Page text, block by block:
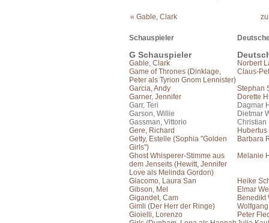
« Gable, Clark
Schauspieler
G Schauspieler
Gable, Clark
Norbert
Game of Thrones (Dinklage,
Peter als Tyrion Gnom Lennister)
Claus-
Garcia, Andy
Stephan
Garner, Jennifer
Dorette
Garr, Teri
Dagmar
Garson, Willie
Dietmar
Gassman, Vittorio
Christian
Gere, Richard
Getty, Estelle (Sophia "Golden
Girls")
Barbara
Ghost Whisperer-Stimme aus
dem Jenseits (Hewitt, Jennifer
Love als Melinda Gordon)
Melanie
Giacomo, Laura San
Heike
Gibson, Mel
Elmar
Gigandet, Cam
Benedikt
Gimli (Der Herr der Ringe)
Gioielli, Lorenzo
Peter